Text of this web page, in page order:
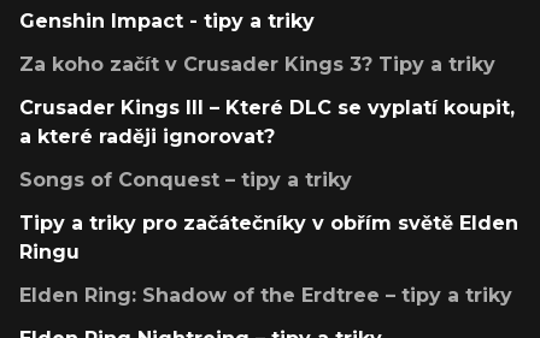
Genshin Impact - tipy a triky
Za koho začít v Crusader Kings 3? Tipy a triky
Crusader Kings III – Které DLC se vyplatí koupit,
a které raději ignorovat?
Songs of Conquest – tipy a triky
Tipy a triky pro začátečníky v obřím světě Elden
Ringu
Elden Ring: Shadow of the Erdtree – tipy a triky